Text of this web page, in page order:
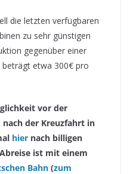
die letzten verfügbaren
zu sehr günstigen
gegenüber einer
etwa 300€ pro
vor der
der Kreuzfahrt in
hier nach billigen
ist mit einem
Bahn (zum